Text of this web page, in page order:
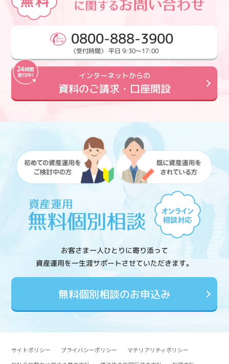
0800-888-3900
〈受付時間〉 平日 9:30～17:00
インターネットからの
資料のご請求・口座開設
お客さま一人ひとりに寄り添って
資産運用を一生涯サポートさせていただきます。
無料個別相談のお申込み
サイトポリシー プライバシーポリシー
マテリアリティポリシー